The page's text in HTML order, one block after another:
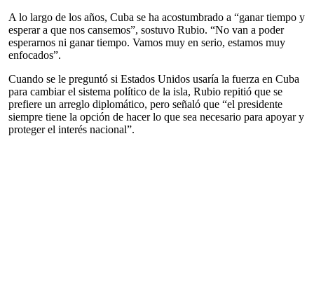
A lo largo de los años, Cuba se ha acostumbrado a “ganar tiempo y
esperar a que nos cansemos”, sostuvo Rubio. “No van a poder
esperarnos ni ganar tiempo. Vamos muy en serio, estamos muy
enfocados”.
Cuando se le preguntó si Estados Unidos usaría la fuerza en Cuba
para cambiar el sistema político de la isla, Rubio repitió que se
prefiere un arreglo diplomático, pero señaló que “el presidente
siempre tiene la opción de hacer lo que sea necesario para apoyar y
proteger el interés nacional”.